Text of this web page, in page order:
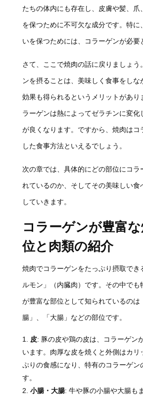
たちの体内にも存在し、皮膚や髪、爪
を保つために不可欠な成分です。特に
いを保つためには、コラーゲンが必要
さて、ここで焼肉の話に戻りましょう
ンを摂ることは、美味しく食事をしな
効果も得られるというメリットがあり
ラーゲンは熱によってゼラチンに変化
が良くなります。ですから、焼肉はコ
した食事方法といえるでしょう。
次の章では、具体的にどの部位にコラ
れているのか、そしてその美味しい食
していきます。
コラーゲンが豊富
位と肉類の紹介
焼肉でコラーゲンをたっぷり摂取でき
ルモン」（内臓肉）です。その中でも
が豊富な部位として知られているのは
腸」、「大腸」などの部位です。
皮: 豚の皮や鶏の皮は、コラーゲン
います。肉厚な皮を焼くと外側はカリ
ぷりの食感になり、特有のコラーゲン
す。
小腸・大腸: 牛や豚の小腸や大腸も